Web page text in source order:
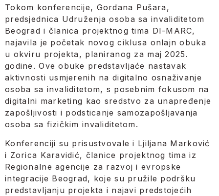
Tokom konferencije, Gordana Pušara,
predsjednica Udruženja osoba sa invaliditetom
Beograd i članica projektnog tima DI-MARC,
najavila je početak novog ciklusa onlajn obuka
u okviru projekta, planiranog za maj 2025.
godine. Ove obuke predstavljaće nastavak
aktivnosti usmjerenih na digitalno osnaživanje
osoba sa invaliditetom, s posebnim fokusom na
digitalni marketing kao sredstvo za unapređenje
zapošljivosti i podsticanje samozapošljavanja
osoba sa fizičkim invaliditetom.
Konferenciji su prisustvovale i Ljiljana Marković
i Zorica Karavidić, članice projektnog tima iz
Regionalne agencije za razvoj i evropske
integracije Beograd, koje su pružile podršku
predstavljanju projekta i najavi predstojećih